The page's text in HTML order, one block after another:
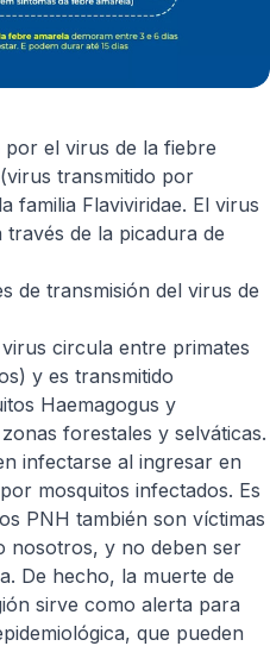
por el virus de la fiebre
transmitido por
familia Flaviviridae. El virus
de la picadura de
de transmisión del virus de
circula entre primates
y es transmitido
Haemagogus y
forestales y selváticas.
infectarse al ingresar en
mosquitos infectados. Es
PNH también son víctimas
nosotros, y no deben ser
De hecho, la muerte de
sirve como alerta para
que pueden